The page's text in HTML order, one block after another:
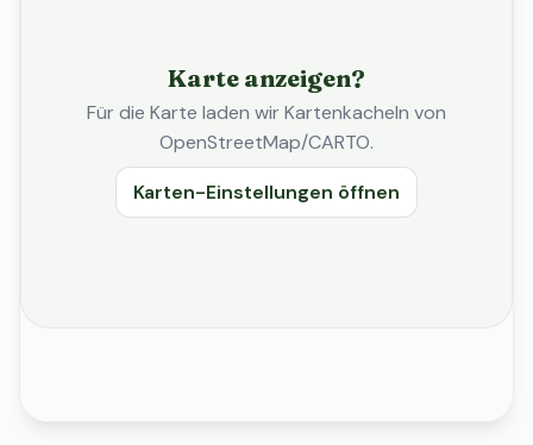
Karte anzeigen?
Für die Karte laden wir Kartenkacheln von
OpenStreetMap/CARTO.
Karten-Einstellungen öffnen